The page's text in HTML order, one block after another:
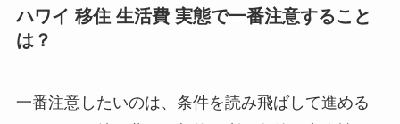
ハワイ 移住 生活費 実態で一番注意すること
は？
一番注意したいのは、条件を読み飛ばして進める